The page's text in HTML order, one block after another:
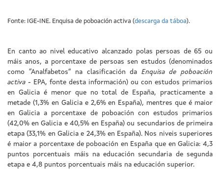
Fonte: IGE-INE. Enquisa de poboación activa (descarga da táboa).
En canto ao nivel educativo alcanzado polas persoas de 65 ou
máis anos, a porcentaxe de persoas sen estudos (denominados
como “Analfabetos” na clasificación da Enquisa de poboación
activa - EPA, fonte desta información) ou con estudos primarios
en Galicia é menor que no total de España, practicamente a
metade (1,3% en Galicia e 2,6% en España), mentres que é maior
en Galicia a porcentaxe de poboación con estudos primarios
(42,0% en Galicia e 40,5% en España) ou secundarios de primeira
etapa (33,1% en Galicia e 24,3% en España). Nos niveis superiores
é maior a porcentaxe de poboación en España que en Galicia: 4,3
puntos porcentuais máis na educación secundaria de segunda
etapa e 4,8 puntos porcentuais máis na educación superior.